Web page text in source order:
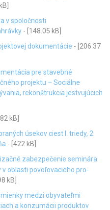
v spoločnosti
- [148.05 kB]
dokumentácie - [206.37
pre stavebné
projektu – Sociálne
rekonštrukcia jestvujúcich
kB]
úsekov ciest I. triedy, 2
- [422 kB]
zabezpečenie seminára
oblasti povoľovacieho pro-
kB]
medzi obyvateľmi
a konzumácii produktov